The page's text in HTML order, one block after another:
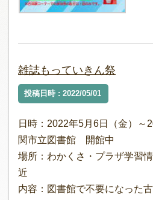
雑誌もっていきん祭
投稿日時 : 2022/05/01
日時：2022年5月6日（金）
関市立図書館 開館中
場所：わかくさ・プラザ学習
近
内容：図書館で不要になった